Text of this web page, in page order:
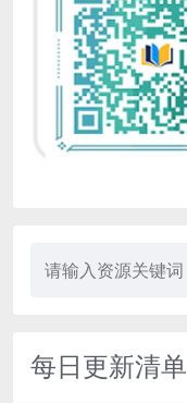
每日更新清单